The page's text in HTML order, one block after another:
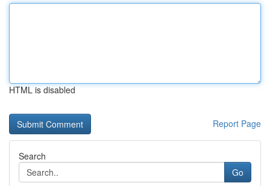
HTML is disabled
Report Page
Search
Go